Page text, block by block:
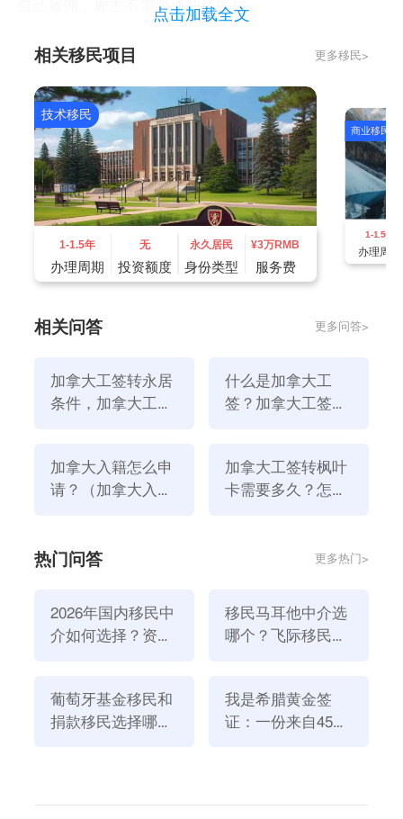
自己雇佣，雇主不需要通知移民局。
换雇主、换工作或不工作的额外手续。
加拿大工签转永居条件是什么？
为“先工签再转枫叶卡”，是希望移民申请人能够真诚地
在当地创办企业，为促进当地经济和就业做出贡献，而
更早登录加拿大，提前了解和适应当地环境，创办适合
当地发展的企业。同时，他们可以更早地享受加拿大的
要完成工作签到永居身份的转换，必须满足以下条件：
2、申请人在90天内完成了移民局的报告，并提交了抵
达报告及相关文件。
（1）需要合法经营，没有任何不良记录和纠纷；
（2）经营公司的投资金额与萨省企业家项目申请时提
点击加载全文
相关移民项目 更多移民>
技术移民
1-1.5年
办理周期
无
投资额度
永久居民
身份类型
¥3万RMB
服务费
商业移民
1-1.5年
办理周期
相关问答 更多问答>
加拿大工签转永居
条件，加拿大工签
什么是加拿大工
签？加拿大工签转
加拿大入籍怎么申
请？（加拿大入籍
加拿大工签转枫叶
卡需要多久？怎样
热门问答 更多热门>
2026年国内移民中
介如何选择？资
移民马耳他中介选
哪个？飞际移民是
葡萄牙基金移民和
捐款移民选择哪个
我是希腊黄金签
证：一份来自45亿